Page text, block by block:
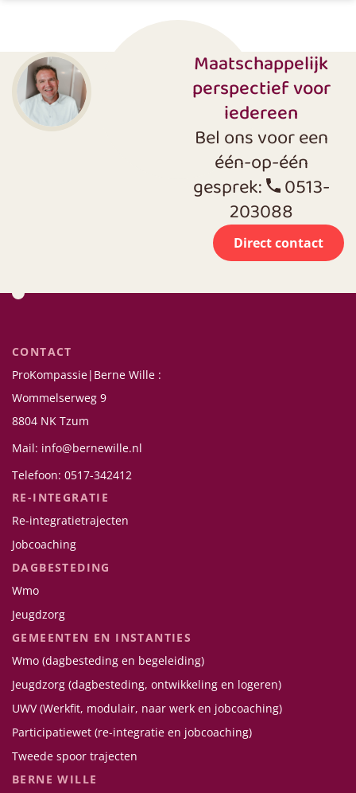
Maatschappelijk
perspectief voor
iedereen
Bel ons voor een
één-op-één
gesprek: 0513-
203088
Direct contact
CONTACT
ProKompassie|Berne Wille :
Wommelserweg 9
8804 NK Tzum
Mail: info@bernewille.nl
Telefoon: 0517-342412
RE-INTEGRATIE
Re-integratietrajecten
Jobcoaching
DAGBESTEDING
Wmo
Jeugdzorg
GEMEENTEN EN INSTANTIES
Wmo (dagbesteding en begeleiding)
Jeugdzorg (dagbesteding, ontwikkeling en logeren)
UWV (Werkfit, modulair, naar werk en jobcoaching)
Participatiewet (re-integratie en jobcoaching)
Tweede spoor trajecten
BERNE WILLE